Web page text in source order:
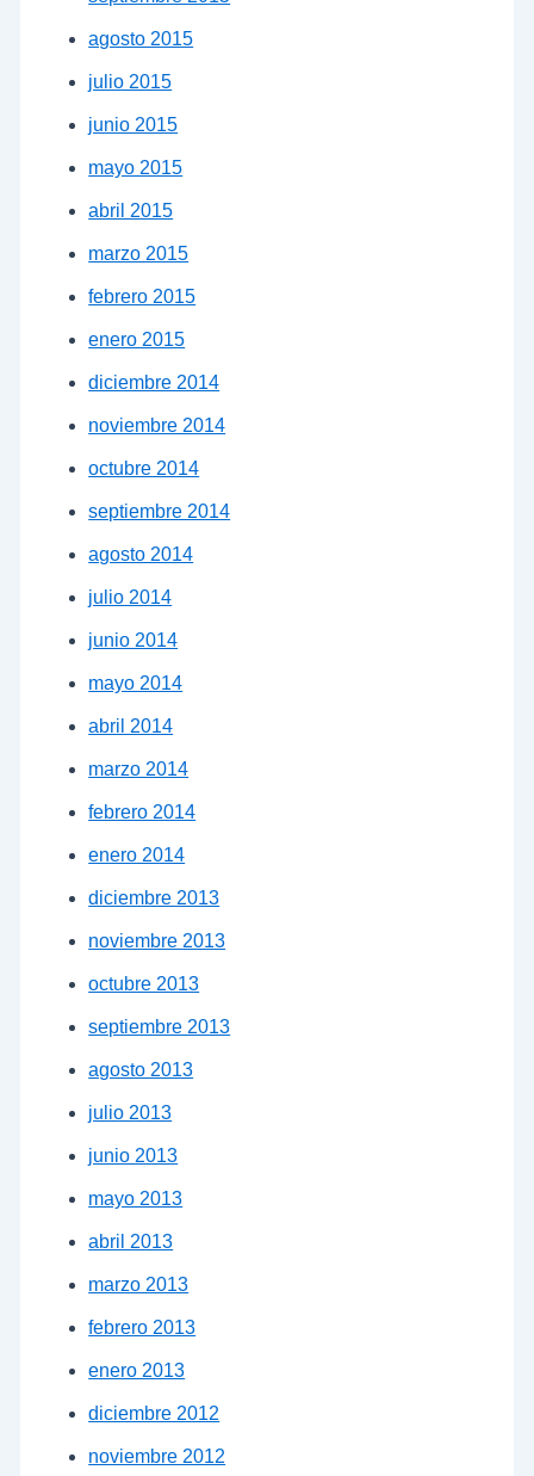
agosto 2015
julio 2015
junio 2015
mayo 2015
abril 2015
marzo 2015
febrero 2015
enero 2015
diciembre 2014
noviembre 2014
octubre 2014
septiembre 2014
agosto 2014
julio 2014
junio 2014
mayo 2014
abril 2014
marzo 2014
febrero 2014
enero 2014
diciembre 2013
noviembre 2013
octubre 2013
septiembre 2013
agosto 2013
julio 2013
junio 2013
mayo 2013
abril 2013
marzo 2013
febrero 2013
enero 2013
diciembre 2012
noviembre 2012